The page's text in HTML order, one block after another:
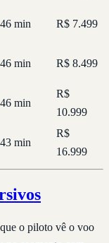
46 min R$ 7.499
46 min R$ 8.499
46 min
R$
10.999
43 min
R$
16.999
o piloto vê o voo